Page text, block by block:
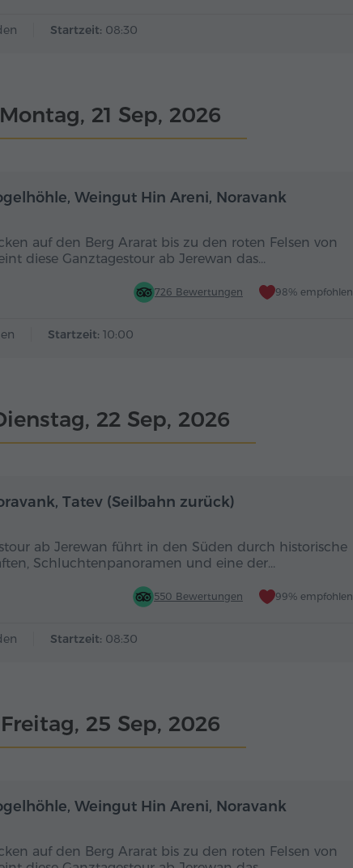
Startzeit: 08:30
Montag, 21 Sep, 2026
Ganztägig
Weingut Hin Areni, Noravank
auf den Berg Ararat bis zu den roten Felsen von
diese Ganztagestour ab Jerewan das…
726 Bewertungen 98% empfohlen
Startzeit: 10:00
22 Sep, 2026
Ganztägig
Tatev (Seilbahn zurück)
ab Jerewan führt in den Süden durch historische
Schluchtenpanoramen und eine der…
550 Bewertungen 99% empfohlen
Startzeit: 08:30
Freitag, 25 Sep, 2026
Ganztägig
Weingut Hin Areni, Noravank
auf den Berg Ararat bis zu den roten Felsen von